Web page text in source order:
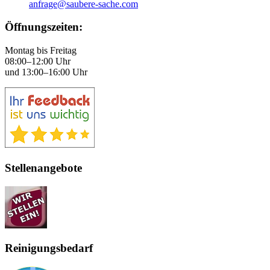
anfrage@saubere-sache.com
Öffnungszeiten:
Montag bis Freitag
08:00–12:00 Uhr
und 13:00–16:00 Uhr
Stellenangebote
Reinigungsbedarf